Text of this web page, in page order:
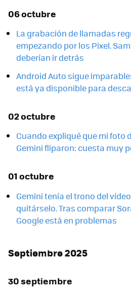
06 octubre
La grabación de llamadas
empezando por los Pixel.
deberían ir detrás
Android Auto sigue
está ya disponible para
02 octubre
Cuando expliqué que mi foto
Gemini fliparon: cuesta muy
01 octubre
Gemini tenía el trono del
quitárselo. Tras comparar
Google está en problemas
Septiembre 2025
30 septiembre